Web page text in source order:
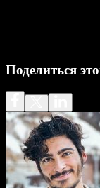
Поделиться